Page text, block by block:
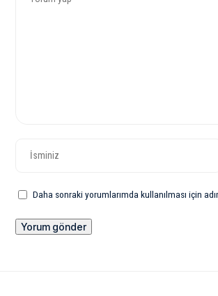
Daha sonraki yorumlarımda kullanılması için